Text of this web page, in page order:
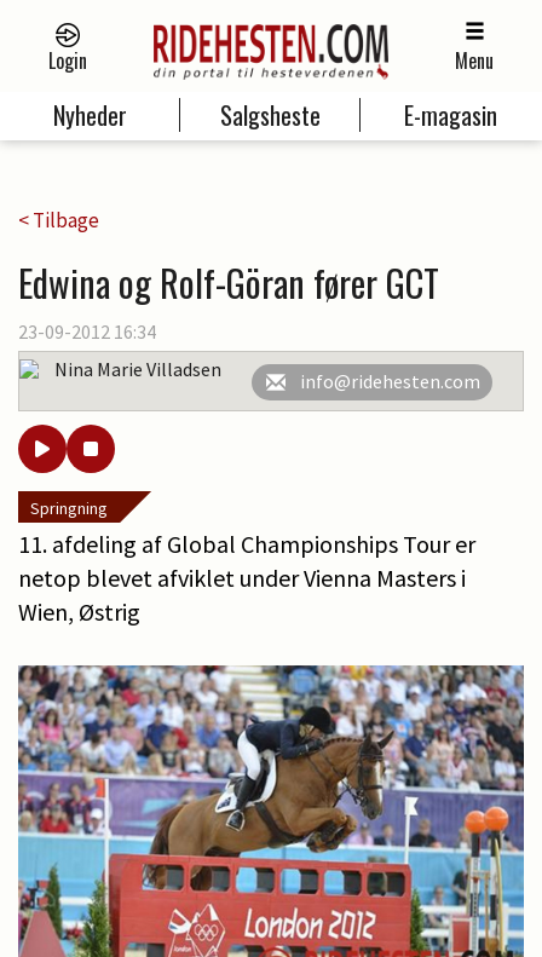
Login Menu
Nyheder Salgsheste E-magasin
< Tilbage
Edwina og Rolf-Göran fører GCT
23-09-2012 16:34
Nina Marie Villadsen
info@ridehesten.com
Springning
11. afdeling af Global Championships Tour er
netop blevet afviklet under Vienna Masters i
Wien, Østrig